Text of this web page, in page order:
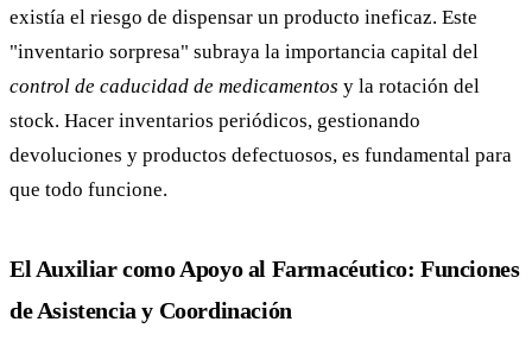
existía el riesgo de dispensar un producto ineficaz. Este
"inventario sorpresa" subraya la importancia capital del
control de caducidad de medicamentos y la rotación del
stock. Hacer inventarios periódicos, gestionando
devoluciones y productos defectuosos, es fundamental para
que todo funcione.
El Auxiliar como Apoyo al Farmacéutico: Funciones
de Asistencia y Coordinación